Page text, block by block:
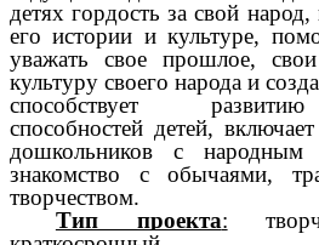
детях гордость за свой
его истории и культуре,
уважать свое прошлое,
культуру своего народа и
способствует
способностей детей,
дошкольников с народным
знакомство с обычаями,
творчеством.
Тип проекта: